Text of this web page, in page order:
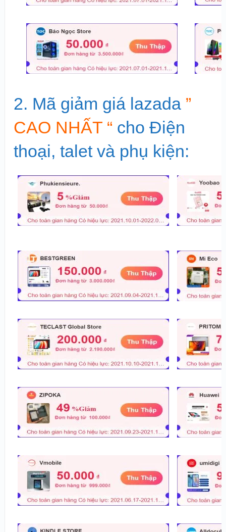
2. Mã giảm giá lazada ”
CAO NHẤT “ cho Điện
thoại, talet và phụ kiện: